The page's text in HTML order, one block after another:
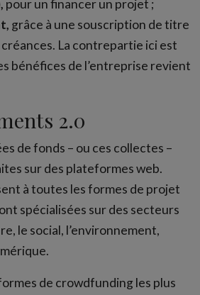
pour un financer un projet ;
grâce à une souscription de titre
La contrepartie ici est
bénéfices de l’entreprise revient
2.0
de fonds – ou ces collectes –
sur des plateformes web.
à toutes les formes de projet
spécialisées sur des secteurs
le social, l’environnement,
de crowdfunding les plus